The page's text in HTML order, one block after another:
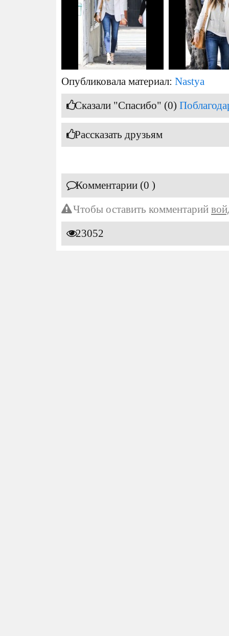
Опубликовала материал: Nastya
Сказали "Спасибо" (0)
Рассказать друзьям
Комментарии (0 )
Чтобы оставить комментарий
23052